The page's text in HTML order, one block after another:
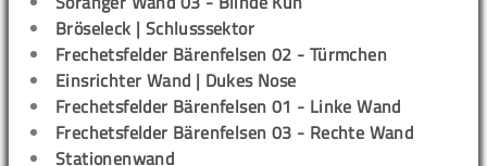
Bröseleck | Schlusssektor
Frechetsfelder Bärenfelsen 02 - Türmchen
Einsrichter Wand | Dukes Nose
Frechetsfelder Bärenfelsen 01 - Linke Wand
Frechetsfelder Bärenfelsen 03 - Rechte Wand
Stationenwand